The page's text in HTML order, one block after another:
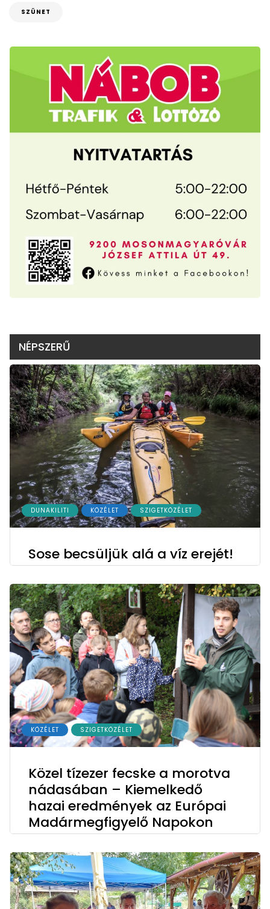
SZÜNET
NÉPSZERŰ
DUNAKILITI KÖZÉLET SZIGETKÖZÉLET
Sose becsüljük alá a víz erejét!
KÖZÉLET SZIGETKÖZÉLET
Közel tízezer fecske a morotva
nádasában – Kiemelkedő
hazai eredmények az Európai
Madármegfigyelő Napokon